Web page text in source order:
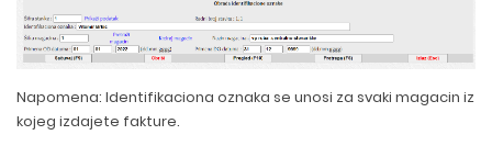
Napomena: Identifikaciona oznaka se unosi za svaki magacin iz
kojeg izdajete fakture.